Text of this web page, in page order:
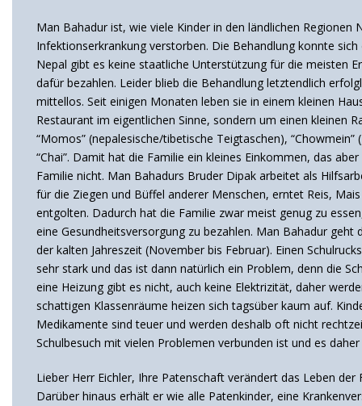
Man Bahadur ist, wie viele Kinder in den ländlichen
Infektionserkrankung verstorben. Die Behandlung konnte
Nepal gibt es keine staatliche Unterstützung für die meisten
dafür bezahlen. Leider blieb die Behandlung letztendlich
mittellos. Seit einigen Monaten leben sie in einem kleinen
Restaurant im eigentlichen Sinne, sondern um einen kleinen
“Momos” (nepalesische/tibetische Teigtaschen),
“Chai”. Damit hat die Familie ein kleines Einkommen, das
Familie nicht. Man Bahadurs Bruder Dipak arbeitet als
für die Ziegen und Büffel anderer Menschen, erntet Reis,
entgolten. Dadurch hat die Familie zwar meist genug zu
eine Gesundheitsversorgung zu bezahlen. Man Bahadur
der kalten Jahreszeit (November bis Februar). Einen
sehr stark und das ist dann natürlich ein Problem, denn die
eine Heizung gibt es nicht, auch keine Elektrizität, daher
schattigen Klassenräume heizen sich tagsüber kaum auf.
Medikamente sind teuer und werden deshalb oft nicht
Schulbesuch mit vielen Problemen verbunden ist und es
Lieber Herr Eichler, Ihre Patenschaft verändert das Leben
Darüber hinaus erhält er wie alle Patenkinder, eine